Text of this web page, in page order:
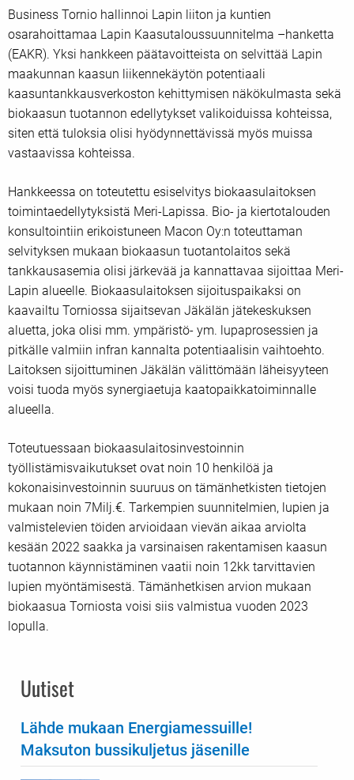
Business Tornio hallinnoi Lapin liiton ja kuntien
osarahoittamaa Lapin Kaasutaloussuunnitelma –hanketta
(EAKR). Yksi hankkeen päätavoitteista on selvittää Lapin
maakunnan kaasun liikennekäytön potentiaali
kaasuntankkausverkoston kehittymisen näkökulmasta sekä
biokaasun tuotannon edellytykset valikoiduissa kohteissa,
siten että tuloksia olisi hyödynnettävissä myös muissa
vastaavissa kohteissa.
Hankkeessa on toteutettu esiselvitys biokaasulaitoksen
toimintaedellytyksistä Meri-Lapissa. Bio- ja kiertotalouden
konsultointiin erikoistuneen Macon Oy:n toteuttaman
selvityksen mukaan biokaasun tuotantolaitos sekä
tankkausasemia olisi järkevää ja kannattavaa sijoittaa Meri-
Lapin alueelle. Biokaasulaitoksen sijoituspaikaksi on
kaavailtu Torniossa sijaitsevan Jäkälän jätekeskuksen
aluetta, joka olisi mm. ympäristö- ym. lupaprosessien ja
pitkälle valmiin infran kannalta potentiaalisin vaihtoehto.
Laitoksen sijoittuminen Jäkälän välittömään läheisyyteen
voisi tuoda myös synergiaetuja kaatopaikkatoiminnalle
alueella.
Toteutuessaan biokaasulaitosinvestoinnin
työllistämisvaikutukset ovat noin 10 henkilöä ja
kokonaisinvestoinnin suuruus on tämänhetkisten tietojen
mukaan noin 7Milj.€. Tarkempien suunnitelmien, lupien ja
valmistelevien töiden arvioidaan vievän aikaa arviolta
kesään 2022 saakka ja varsinaisen rakentamisen kaasun
tuotannon käynnistäminen vaatii noin 12kk tarvittavien
lupien myöntämisestä. Tämänhetkisen arvion mukaan
biokaasua Torniosta voisi siis valmistua vuoden 2023
lopulla.
Uutiset
Lähde mukaan Energiamessuille!
Maksuton bussikuljetus jäsenille